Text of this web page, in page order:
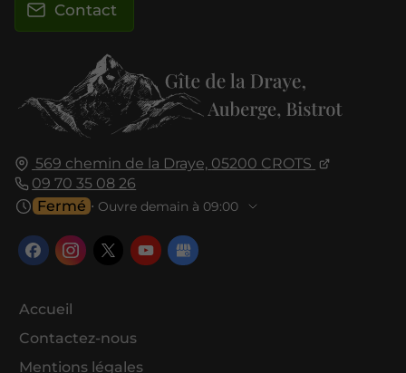
569 chemin de la Draye, 05200 CROTS
09 70 35 08 26
Fermé ⋅ Ouvre demain à 09:00
Accueil
Contactez-nous
Mentions légales
Contact